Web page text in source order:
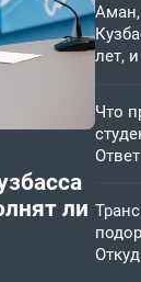
ли
Аман,
лет,
Что